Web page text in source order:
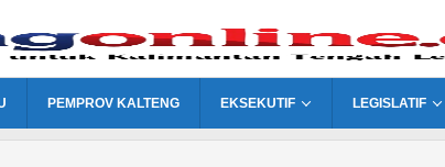
PEMPROV KALTENG EKSEKUTIF LEGISLATIF